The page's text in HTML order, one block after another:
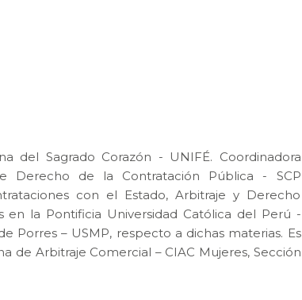
del Sagrado Corazón - UNIFÉ. Coordinadora
Derecho de la Contratación Pública - SCP
con el Estado, Arbitraje y Derecho
en la Pontificia Universidad Católica del Perú -
Porres – USMP, respecto a dichas materias. Es
de Arbitraje Comercial – CIAC Mujeres, Sección